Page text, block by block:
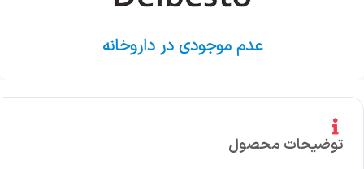
عدم موجودی در داروخانه
توضیحات محصول